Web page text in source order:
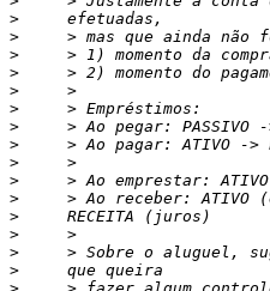
>
>
>
>
>
>
>
>
>
>
>
>
>
>
>